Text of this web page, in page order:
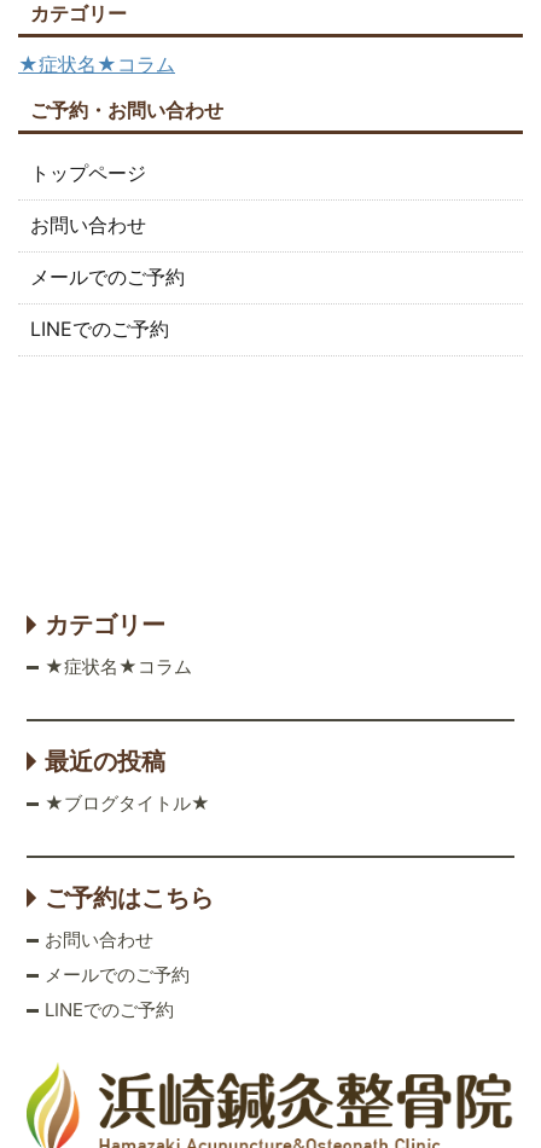
カテゴリー
★症状名★コラム
ご予約・お問い合わせ
トップページ
お問い合わせ
メールでのご予約
LINEでのご予約
カテゴリー
★症状名★コラム
最近の投稿
★ブログタイトル★
ご予約はこちら
お問い合わせ
メールでのご予約
LINEでのご予約